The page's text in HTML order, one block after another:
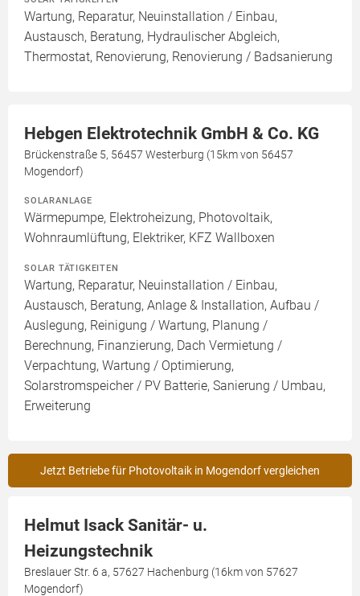
Wartung, Reparatur, Neuinstallation / Einbau,
Austausch, Beratung, Hydraulischer Abgleich,
Thermostat, Renovierung, Renovierung / Badsanierung
Hebgen Elektrotechnik GmbH & Co. KG
Brückenstraße 5, 56457 Westerburg (15km von 56457
Mogendorf)
SOLARANLAGE
Wärmepumpe, Elektroheizung, Photovoltaik,
Wohnraumlüftung, Elektriker, KFZ Wallboxen
SOLAR TÄTIGKEITEN
Wartung, Reparatur, Neuinstallation / Einbau,
Austausch, Beratung, Anlage & Installation, Aufbau /
Auslegung, Reinigung / Wartung, Planung /
Berechnung, Finanzierung, Dach Vermietung /
Verpachtung, Wartung / Optimierung,
Solarstromspeicher / PV Batterie, Sanierung / Umbau,
Erweiterung
Jetzt Betriebe für Photovoltaik in Mogendorf vergleichen
Helmut Isack Sanitär- u.
Heizungstechnik
Breslauer Str. 6 a, 57627 Hachenburg (16km von 57627
Mogendorf)